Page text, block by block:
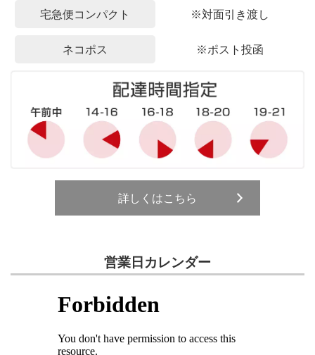
宅急便コンパクト ※対面引き渡し
ネコポス ※ポスト投函
詳しくはこちら
営業日カレンダー